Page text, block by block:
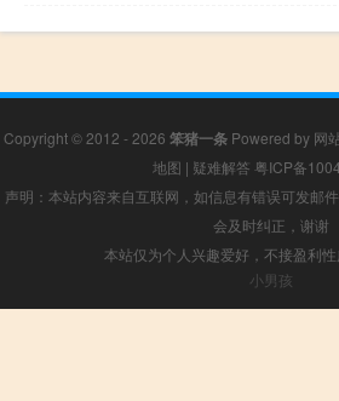
Copyright © 2012 - 2026 笨猪一条 Powered by 网
地图 | 疑难解答 粤ICP备
声明：本站内容来自互联网，如信息有错误可发邮
会及时纠正，谢谢
本站仅为个人兴趣爱好，不接盈利
小男孩